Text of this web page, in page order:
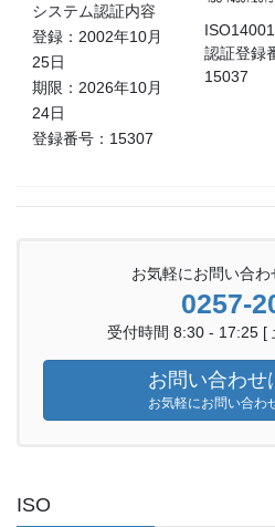
システム認証内容
登録：2002年10月
25日
期限：2026年10月
24日
登録番号：15307
認証登録
15037
お気軽にお問い合わ
0257-
受付時間 8:30 - 17:25 [
お問い合わせ
お気軽にお問い合わ
ISO